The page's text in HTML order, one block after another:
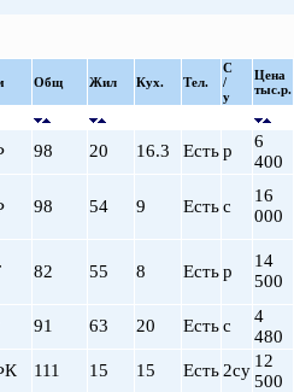
Звенигородская
Кировский завод
Крестовский о-в
Ладожская
Лесная
Ломоносовская
Московская
Общ Жил Кух. Тел.
С
/
у
Цена
тыс.р.
98 20 16.3 Естьр
6
400
98 54 9 Естьс
16
000
82 55 8 Естьр
14
500
91 63 20 Естьс
4
480
111 15 15 Есть 2су 12
500